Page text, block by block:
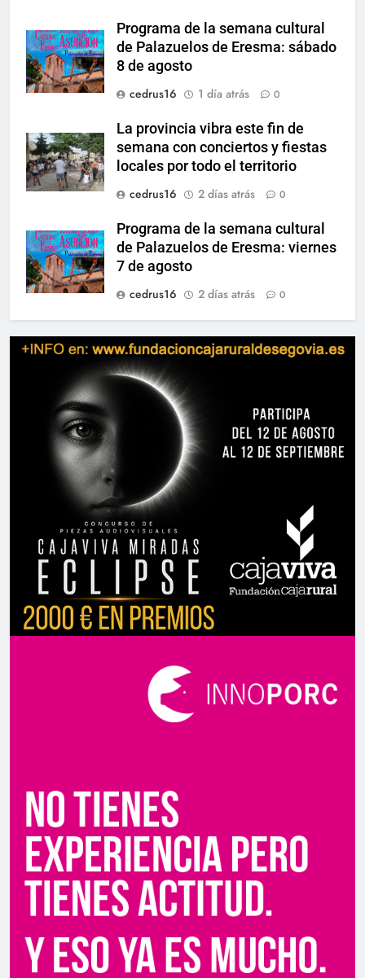
Programa de la semana cultural
de Palazuelos de Eresma: sábado
8 de agosto
cedrus16
1 día atrás 0
La provincia vibra este fin de
semana con conciertos y fiestas
locales por todo el territorio
cedrus16
2 días atrás 0
Programa de la semana cultural
de Palazuelos de Eresma: viernes
7 de agosto
cedrus16
2 días atrás 0